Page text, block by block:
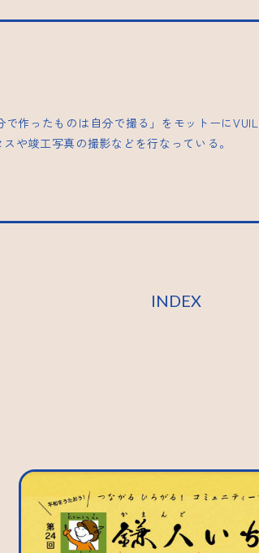
で作ったものは自分で撮る」をモットーに
や竣工写真の撮影などを行なっている。
INDEX